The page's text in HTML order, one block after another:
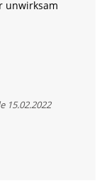
unwirksam
15.02.2022